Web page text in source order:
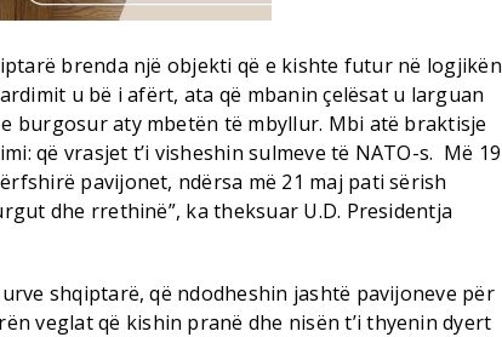
brenda një objekti që e kishte futur në logjikën
u bë i afërt, ata që mbanin çelësat u larguan
burgosur aty mbetën të mbyllur. Mbi atë braktisje
që vrasjet t’i visheshin sulmeve të NATO-s. Më 19
pavijonet, ndërsa më 21 maj pati sërish
dhe rrethinë”, ka theksuar U.D. Presidentja
shqiptarë, që ndodheshin jashtë pavijoneve për
veglat që kishin pranë dhe nisën t’i thyenin dyert